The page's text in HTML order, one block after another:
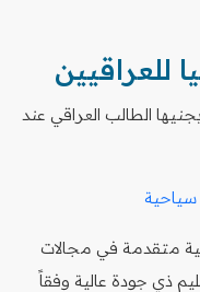
للعراقيين
الطالب العراقي عند
متقدمة في مجالات
ذي جودة عالية وفقاً